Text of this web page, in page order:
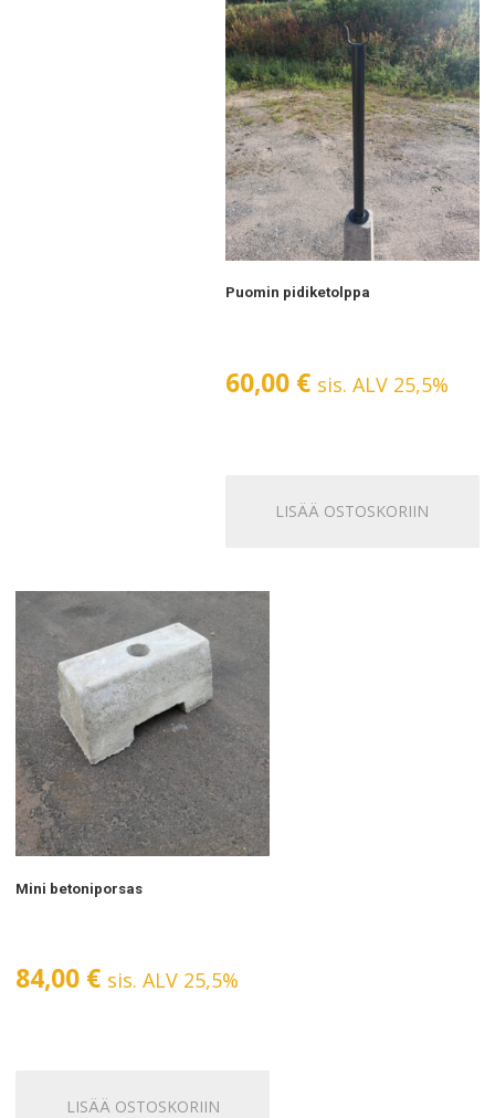
Puomin pidiketolppa
60,00 € sis. ALV 25,5%
LISÄÄ OSTOSKORIIN
Mini betoniporsas
84,00 € sis. ALV 25,5%
LISÄÄ OSTOSKORIIN